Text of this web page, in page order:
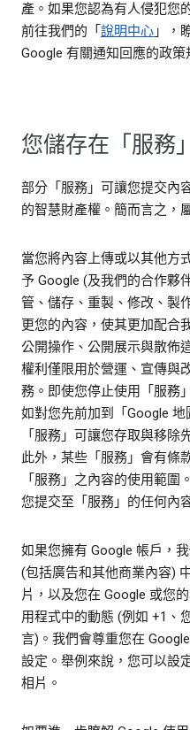
產。如果您認為有人侵犯您
前往我們的「 說明中心 」，
Google 有關通知回應的政策
您儲存在「服務
部分「服務」可讓您提交內
的智慧財產權。簡而言之，
當您將內容上傳或以其他方
予 Google (及我們的合作夥
管、儲存、重製、修改、製
更您的內容，使其更加配合
公開操作、公開展示與散佈
權利僅限用於營運、宣傳與
務。即使您停止使用「服務
如對您先前加到「Google
「服務」可讓您存取與移除
此外，某些「服務」會有條
「服務」之內容的使用範
您提交至「服務」的任何內
如果您擁有 Google 帳戶，
(包括廣告和其他商業內容)
片，以及您在 Google 或您
用程式中的動態 (例如 +1、
言)。我們會尊重您在
設定。舉例來說，您可以設
相片。